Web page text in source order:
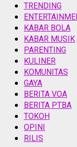
TRENDING
KABAR BOLA
KABAR MUSIK
PARENTING
KULINER
KOMUNITAS
GAYA
BERITA VOA
BERITA PTBA
TOKOH
OPINI
RILIS